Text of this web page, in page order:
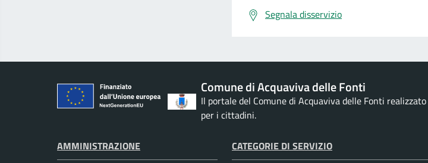
Segnala disservizio
Comune di Acquaviva delle Fonti
Il portale del Comune di Acquaviva delle Fonti
per i cittadini.
AMMINISTRAZIONE CATEGORIE DI SERVIZIO